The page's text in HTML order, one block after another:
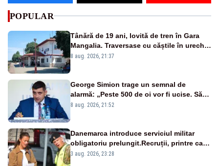
POPULAR
Tânără de 19 ani, lovită de tren în Gara
Mangalia. Traversase cu căștile în urechi
liniile printr-un loc nepermis
8 aug. 2026, 21:37
George Simion trage un semnal de
alarmă: „Peste 500 de oi vor fi ucise. Să
vedem dacă ciobanii vor fi despăgubiți”
8 aug. 2026, 21:52
Danemarca introduce serviciul militar
obligatoriu prelungit.Recruții, printre care
și prințesa Isabella, vor face 11 luni de
3 aug. 2026, 23:28